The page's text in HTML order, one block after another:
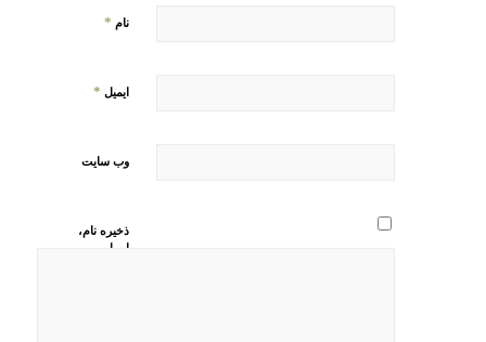
نام *
ایمیل *
وب‌ سایت
ذخیره نام،
ایمیل و